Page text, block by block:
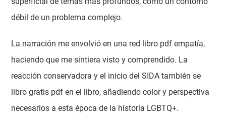
débil de un problema complejo.
La narración me envolvió en una red libro pdf empatía,
haciendo que me sintiera visto y comprendido. La
reacción conservadora y el inicio del SIDA también se
libro gratis pdf en el libro, añadiendo color y perspectiva
necesarios a esta época de la historia LGBTQ+.